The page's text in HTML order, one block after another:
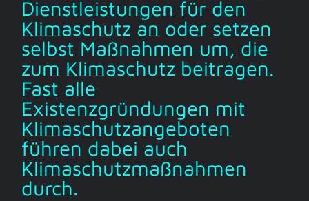
Dienstleistungen für den
Klimaschutz an oder setzen
selbst Maßnahmen um, die
zum Klimaschutz beitragen.
Fast alle
Existenzgründungen mit
Klimaschutzangeboten
führen dabei auch
Klimaschutzmaßnahmen
durch.